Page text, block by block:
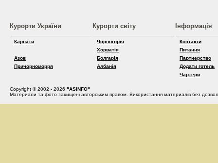
Курорти України
Карпати
Азов
Причорноморря
Курорти світу
Чорногорія
Хорватія
Болгарія
Албанія
Інформація
Контакти
Питання
Партнерство
Додати готель
Чартери
Copyright © 2002 - 2026 "ASINFO"
Материали та фото захищені авторським правом. Використання материалів без